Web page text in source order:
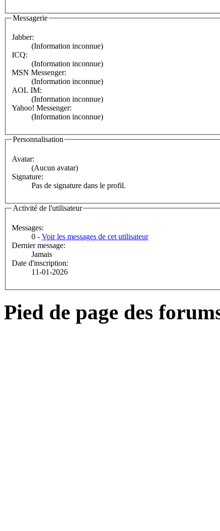
Messagerie
Jabber:
(Information inconnue)
ICQ:
(Information inconnue)
MSN Messenger:
(Information inconnue)
AOL IM:
(Information inconnue)
Yahoo! Messenger:
(Information inconnue)
Personnalisation
Avatar:
(Aucun avatar)
Signature:
Pas de signature dans le profil.
Activité de l'utilisateur
Messages:
0 - Voir les messages de cet utilisateur
Dernier message:
Jamais
Date d'inscription:
11-01-2026
Pied de page des